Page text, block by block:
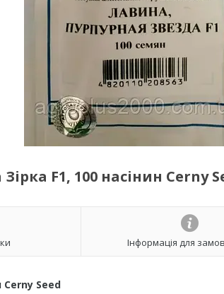
F1, 100 насінин Cerny
Інформація для
Cerny Seed